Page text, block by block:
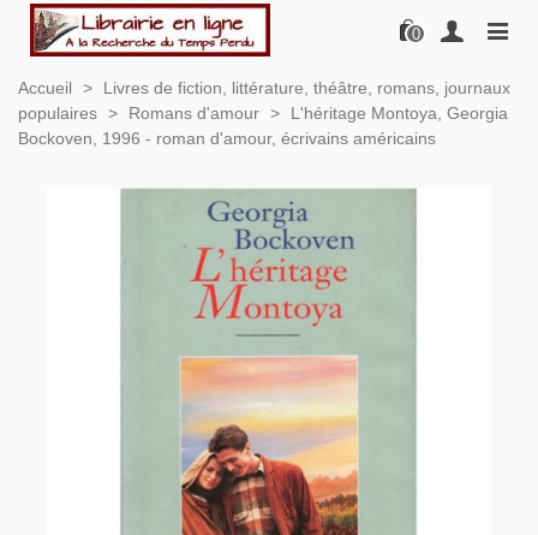
0
Accueil >
Livres de fiction, littérature, théâtre, romans, journaux
populaires > Romans d'amour >
L'héritage Montoya, Georgia
Bockoven, 1996 - roman d'amour, écrivains américains